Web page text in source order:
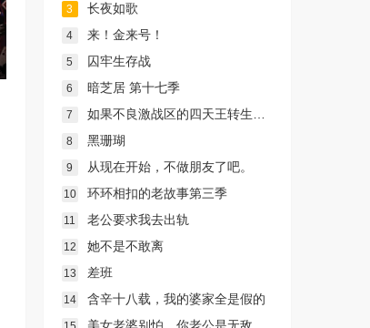
3 长夜如歌
4 来！金来号！
5 囚牢生存战
6 暗芝居 第十七季
7 如果不良激战区的四天王转生成了偶像团体？
8 黑珊瑚
9 从现在开始，不做朋友了吧。
10 环环相扣的老故事第三季
11 老公要求我去出轨
12 她不是不敢离
13 差班
14 含辛十八载，我的婆家全是假的